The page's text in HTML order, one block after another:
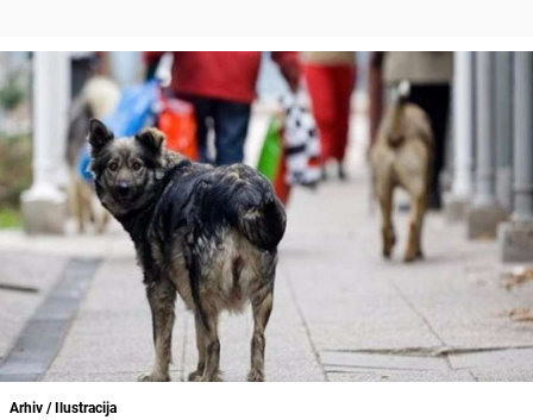
Arhiv / Ilustracija